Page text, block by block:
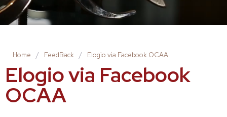
Home / FeedBack / Elogio via Facebook OCAA
Elogio via Facebook
OCAA